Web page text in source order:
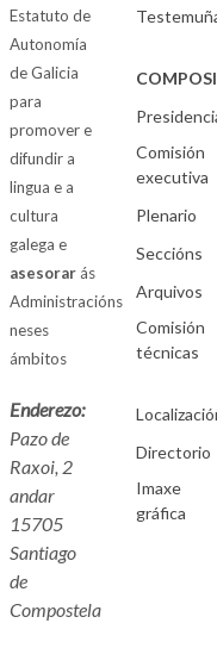
Estatuto de
Autonomía
de Galicia
para
promover e
difundir a
lingua e a
cultura
galega e
asesorarás
Administracións
neses
ámbitos
Enderezo:
Pazo de
Raxoi, 2
andar
15705
Santiago
de
Compostela
Comisión
executiva
Plenario
Seccións
Arquivos
Comisión
técnicas
Directorio
Imaxe
gráfica